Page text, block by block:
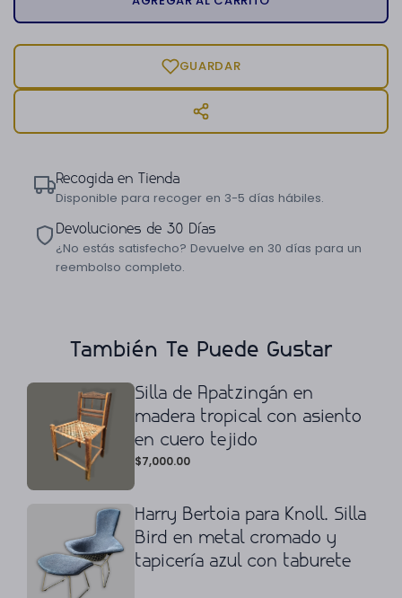
GUARDAR
Recogida en Tienda
Disponible para recoger en 3-5 días hábiles.
Devoluciones de 30 Días
¿No estás satisfecho? Devuelve en 30 días para un
reembolso completo.
También Te Puede Gustar
Silla de Apatzingán en
madera tropical con asiento
en cuero tejido
$7,000.00
Harry Bertoia para Knoll. Silla
Bird en metal cromado y
tapicería azul con taburete